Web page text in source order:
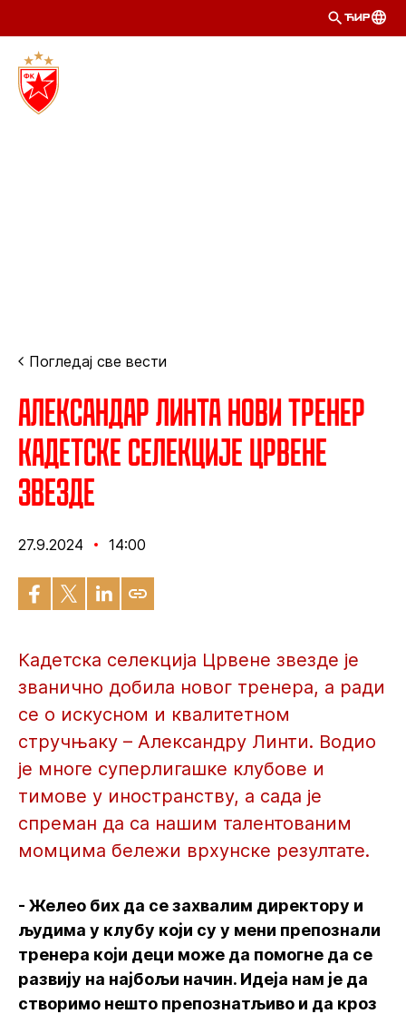
ЋИР
Погледај све вести
Александар Линта нови тренер
кадетске селекције Црвене
звезде
27.9.2024 14:00
Кадетска селекција Црвене звезде је
званично добила новог тренера, а ради
се о искусном и квалитетном
стручњаку – Александру Линти. Водио
је многе суперлигашке клубове и
тимове у иностранству, а сада је
спреман да са нашим талентованим
момцима бележи врхунске резултате.
- Желео бих да се захвалим директору и
људима у клубу који су у мени препознали
тренера који деци може да помогне да се
развију на најбољи начин. Идеја нам је да
створимо нешто препознатљиво и да кроз